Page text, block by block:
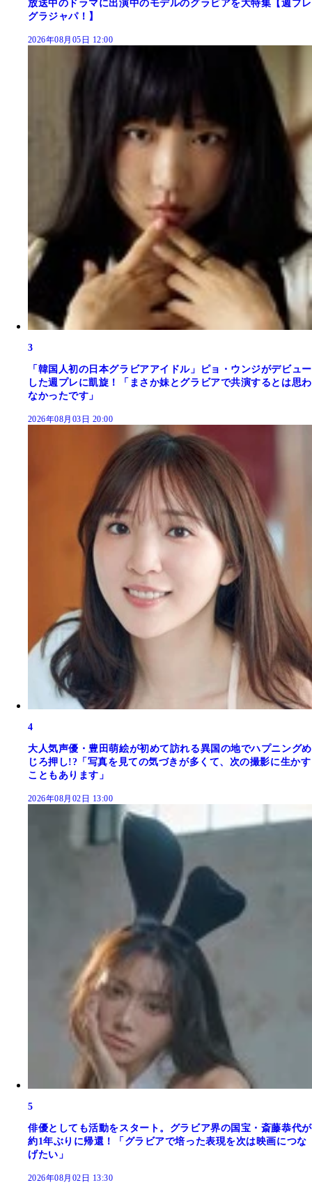
放送中のドラマに出演中のモデルのグラビアを大特集【週プレ
グラジャパ！】
2026年08月05日 12:00
3
「韓国人初の日本グラビアアイドル」ピョ・ウンジがデビュー
した週プレに凱旋！「まさか妹とグラビアで共演するとは思わ
なかったです」
2026年08月03日 20:00
4
大人気声優・豊田萌絵が初めて訪れる異国の地でハプニングめ
じろ押し!?「写真を見ての気づきが多くて、次の撮影に生かす
こともあります」
2026年08月02日 13:00
5
俳優としても活動をスタート。グラビア界の国宝・斎藤恭代が
約1年ぶりに帰還！「グラビアで培った表現を次は映画につな
げたい」
2026年08月02日 13:30